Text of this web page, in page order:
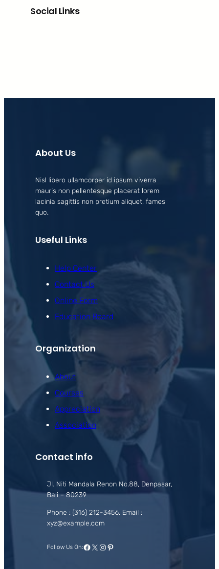
Social Links
About Us
Nisl libero ullamcorper id ipsum viverra
mauris non pellentesque placerat lorem
lacinia sagittis non pretium aliquet, fames
quo.
Useful Links
Help Center
Contact Us
Online Form
Education Board
Organization
About
Courses
Appreciation
Association
Contact info
Jl. Niti Mandala Renon No.88, Denpasar,
Bali – 80239
Phone : (316) 212-3456, Email :
xyz@example.com
Follow Us On:Facebook
X Instagram
Pinterest